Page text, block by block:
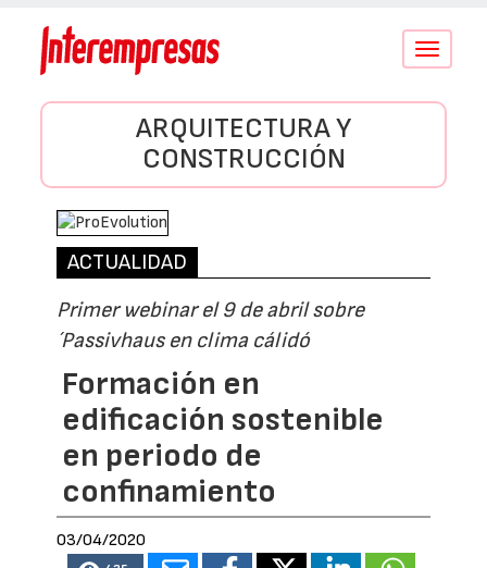
Conmutar
ARQUITECTURA Y
CONSTRUCCIÓN
ACTUALIDAD
Primer webinar el 9 de abril sobre
´Passivhaus en clima cálidó
Formación en
edificación sostenible
en periodo de
confinamiento
03/04/2020